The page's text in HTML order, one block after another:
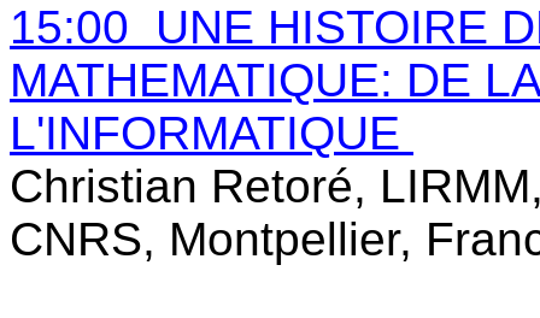
15:00 UNE HISTOIRE
MATHEMATIQUE: DE
L'INFORMATIQUE
Christian Retoré,
CNRS, Montpellier,